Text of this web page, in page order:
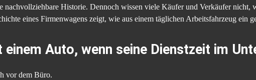
nachvollziehbare Historie. Dennoch wissen viele Käufer und Verkäufer nicht,
eines Firmenwagens zeigt, wie aus einem täglichen Arbeitsfahrzeug ein
Auto, wenn seine Dienstzeit im
vor dem Büro.